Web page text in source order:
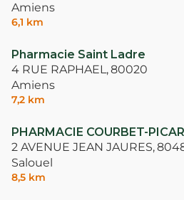
Amiens
6,1 km
Pharmacie Saint Ladre
4 RUE RAPHAEL,80020
Amiens
7,2 km
PHARMACIE COURBET-
2 AVENUE JEAN JAURES,
Salouel
8,5 km